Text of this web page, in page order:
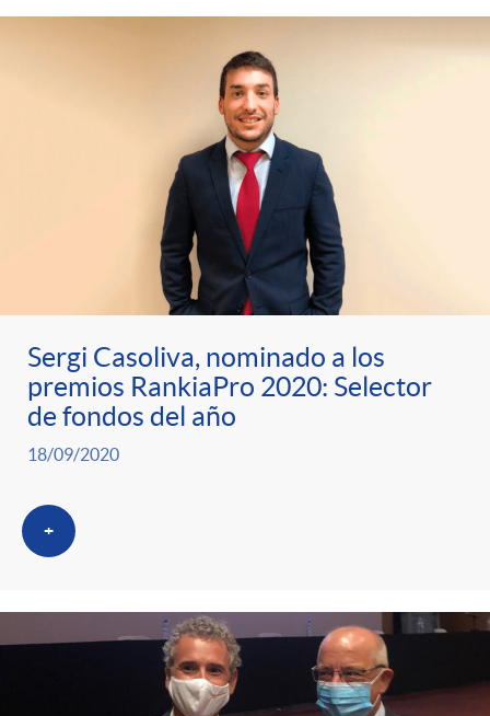
a
Sergi Casoliva, nominado a los
premios RankiaPro 2020: Selector
de fondos del año
18/09/2020
+